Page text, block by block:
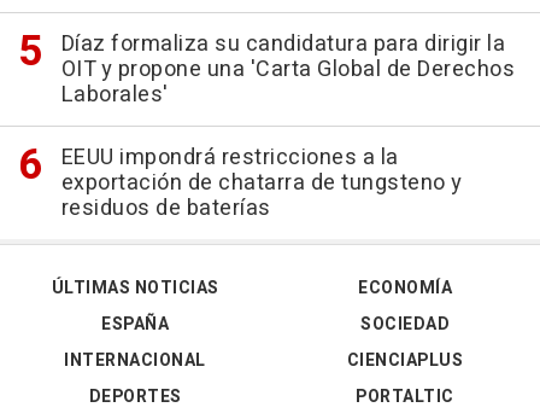
Díaz formaliza su candidatura para dirigir la
OIT y propone una 'Carta Global de Derechos
Laborales'
EEUU impondrá restricciones a la
exportación de chatarra de tungsteno y
residuos de baterías
ÚLTIMAS NOTICIAS
ESPAÑA
INTERNACIONAL
DEPORTES
ECONOMÍA
SOCIEDAD
CIENCIAPLUS
PORTALTIC